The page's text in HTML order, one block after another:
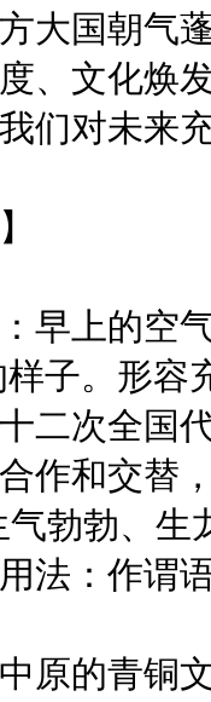
大国朝气
、文化焕
们对未来
上的空气
子。形容
二次全国
作和交替
气勃勃、
法：作谓
的青铜文